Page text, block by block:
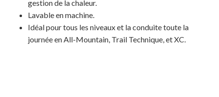
gestion de la chaleur.
Lavable en machine.
Idéal pour tous les niveaux et la conduite toute la
journée en All-Mountain, Trail Technique, et XC.